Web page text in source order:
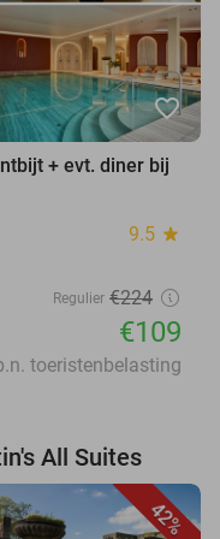
favorite_border
+ evt. diner bij
9.5 star
Regulier €224
€109
toeristenbelasting
All Suites
42%